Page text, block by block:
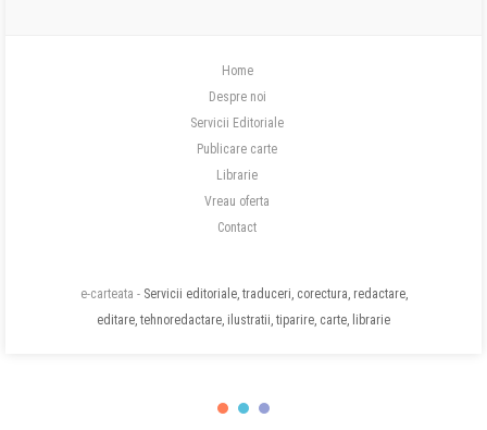
Home
Despre noi
Servicii Editoriale
Publicare carte
Librarie
Vreau oferta
Contact
e-carteata - Servicii editoriale, traduceri, corectura, redactare,
editare, tehnoredactare, ilustratii, tiparire, carte, librarie